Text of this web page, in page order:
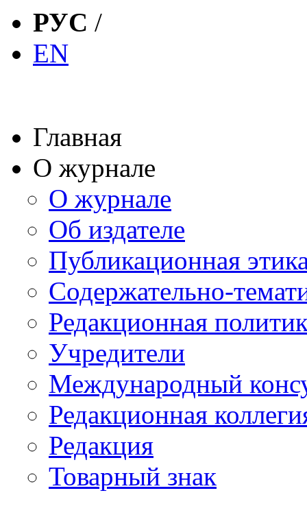
РУС /
EN
Главная
О журнале
О журнале
Об издателе
Публикационная
Содержательно-
Редакционная
Учредители
Международный
Редакционная
Редакция
Товарный знак